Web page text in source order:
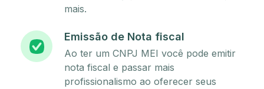
mais.
Emissão de Nota fiscal
Ao ter um CNPJ MEI você pode emitir
nota fiscal e passar mais
profissionalismo ao oferecer seus